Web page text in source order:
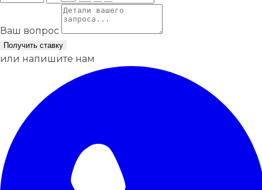
Ваш вопрос
Получить ставку
или напишите нам